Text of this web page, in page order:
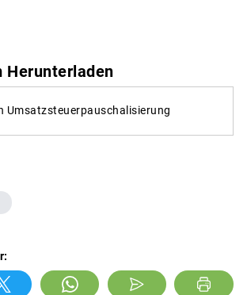
Herunterladen
Umsatzsteuerpauschalisierung